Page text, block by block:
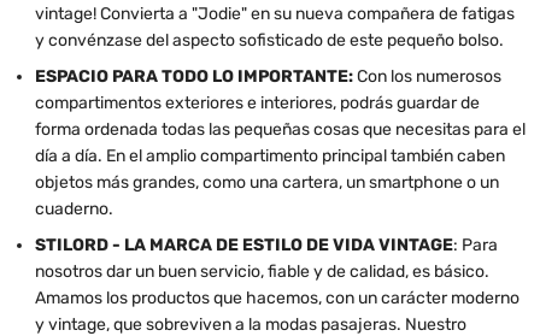
vintage! Convierta a "Jodie" en su nueva compañera de fatigas
y convénzase del aspecto sofisticado de este pequeño bolso.
ESPACIO PARA TODO LO IMPORTANTE:Con los numerosos
compartimentos exteriores e interiores, podrás guardar de
forma ordenada todas las pequeñas cosas que necesitas para el
día a día. En el amplio compartimento principal también caben
objetos más grandes, como una cartera, un smartphone o un
cuaderno.
STILORD - LA MARCA DE ESTILO DE VIDA VINTAGE: Para
nosotros dar un buen servicio, fiable y de calidad, es básico.
Amamos los productos que hacemos, con un carácter moderno
y vintage, que sobreviven a la modas pasajeras. Nuestro